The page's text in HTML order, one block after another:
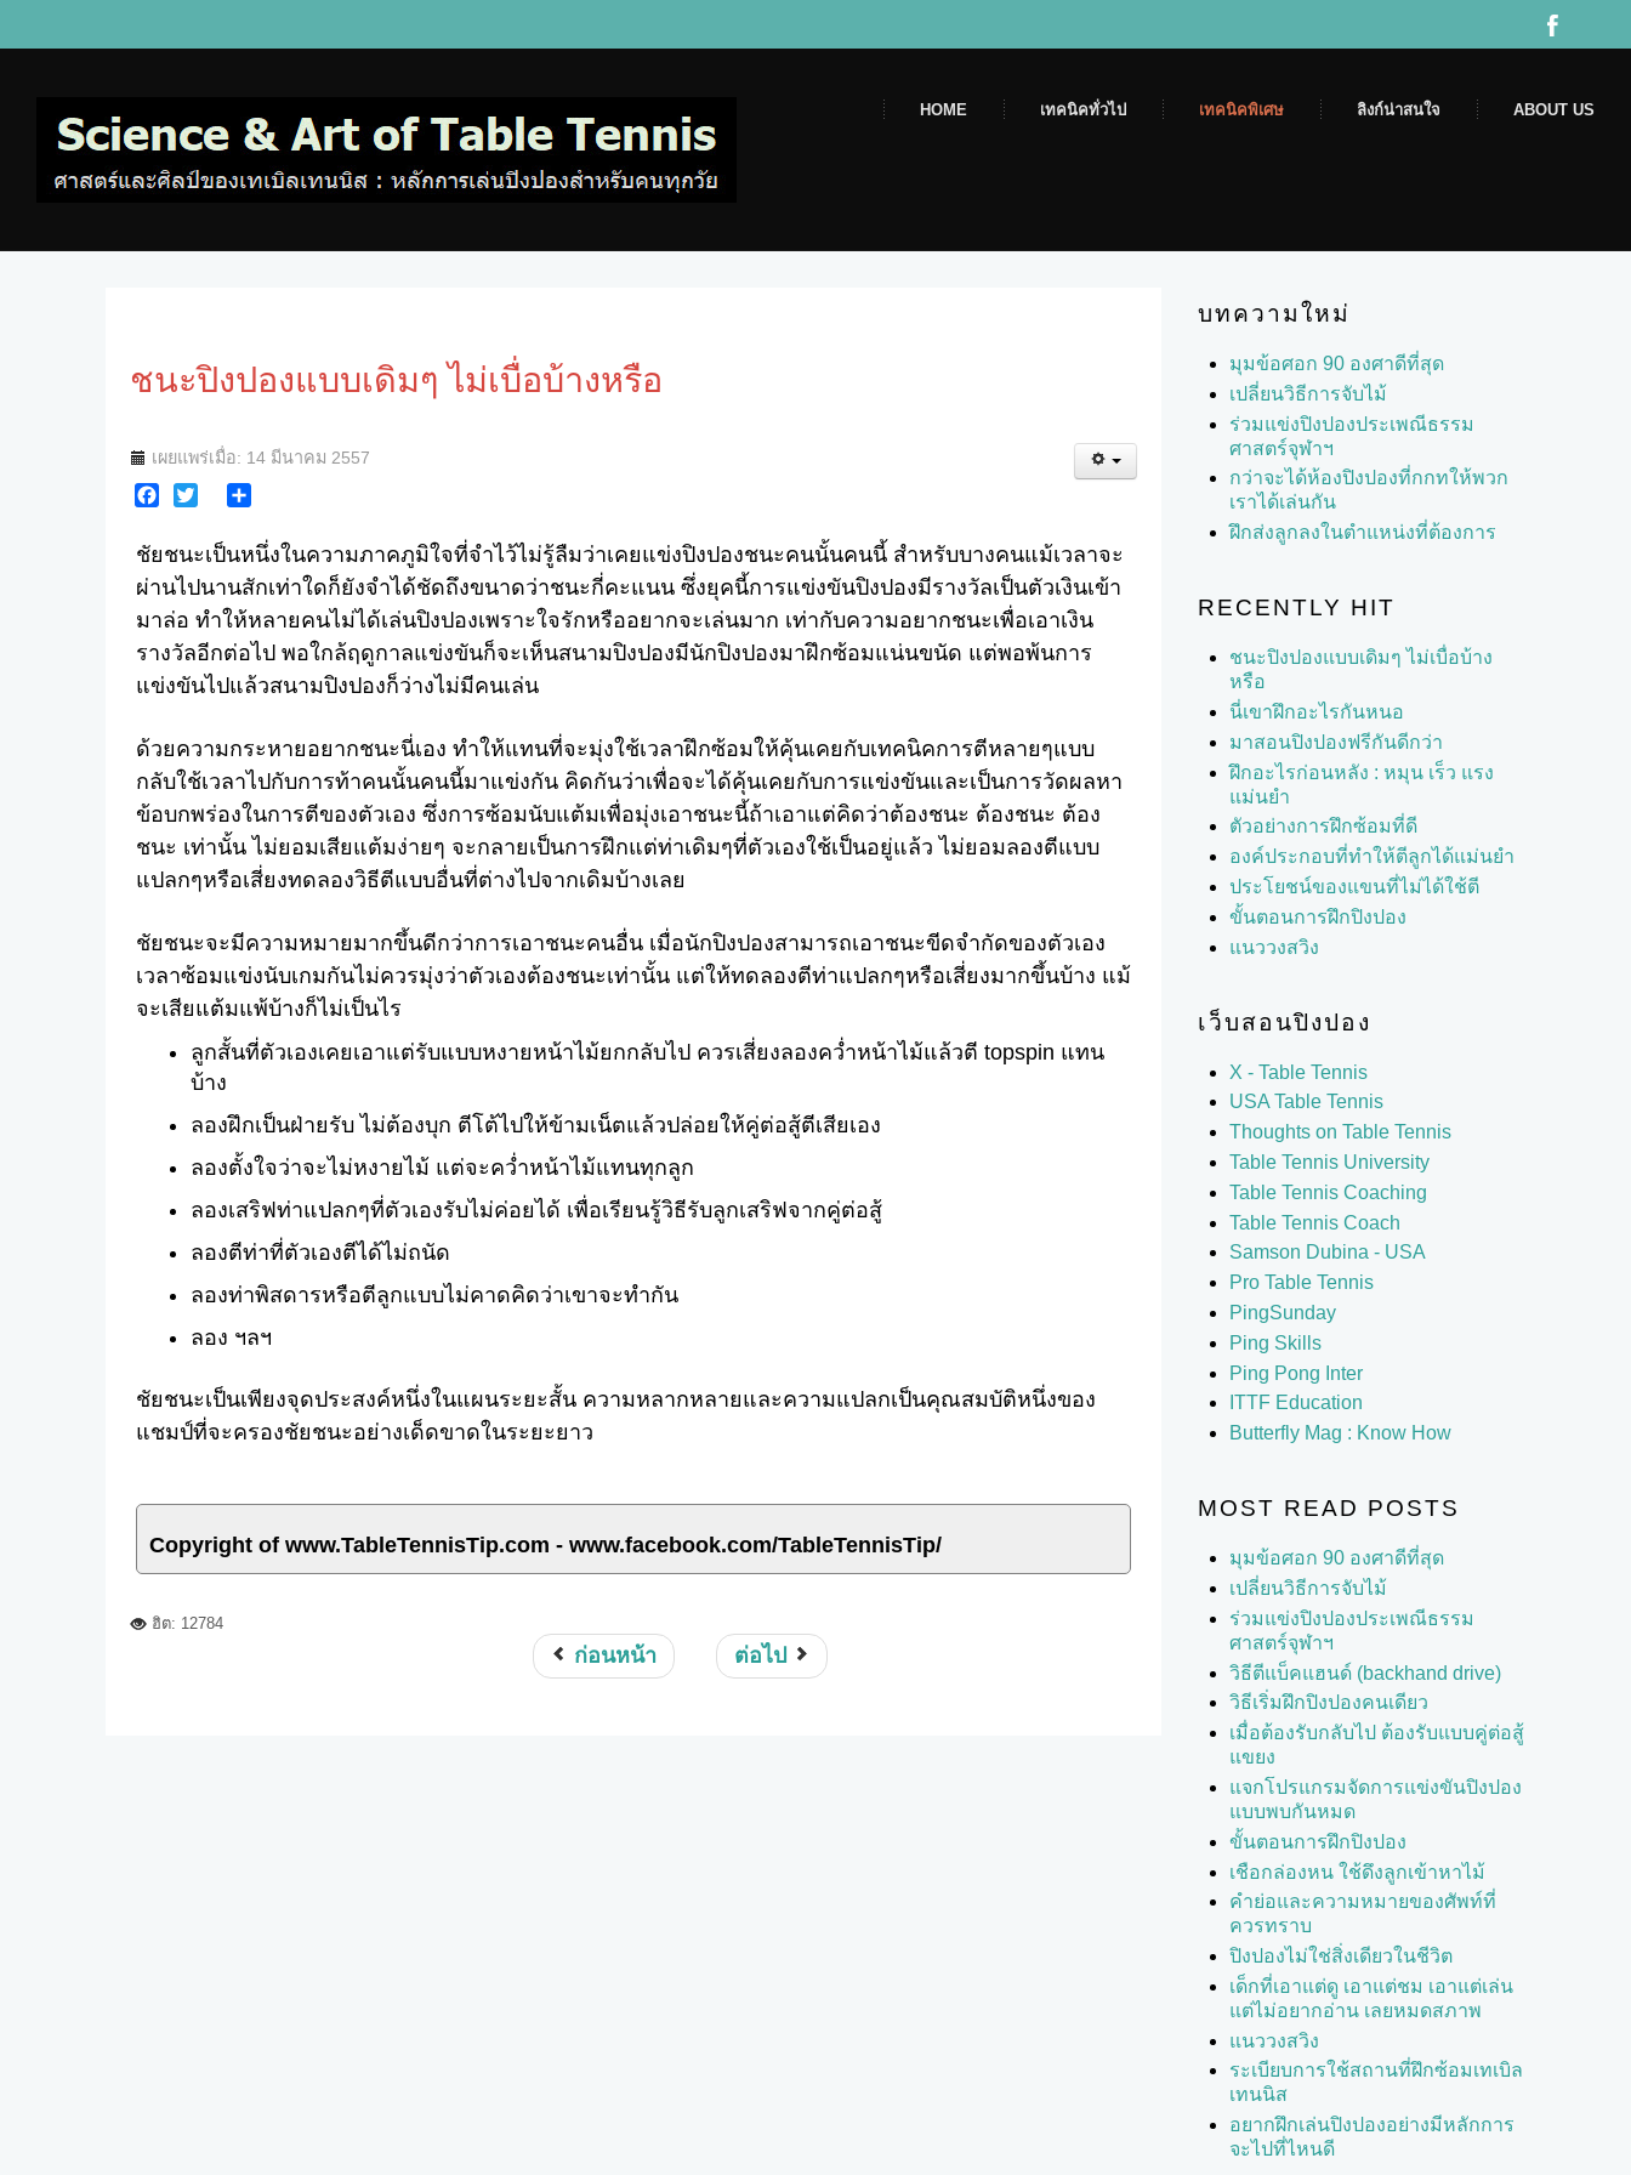
HOME เทคนิคทั่วไป เทคนิคพิเศษ ลิงก์น่าสนใจ ABOUT US
ชนะปิงปองแบบเดิมๆ ไม่เบื่อบ้างหรือ
เผยแพร่เมื่อ: 14 มีนาคม 2557
ชัยชนะเป็นหนึ่งในความภาคภูมิใจที่จำไว้ไม่รู้ลืมว่าเคยแข่งปิงปองชนะคนนั้นคนนี้ สำหรับบางคนแม้เวลาจะ
ผ่านไปนานสักเท่าใดก็ยังจำได้ชัดถึงขนาดว่าชนะกี่คะแนน ซึ่งยุคนี้การแข่งขันปิงปองมีรางวัลเป็นตัวเงินเข้า
มาล่อ ทำให้หลายคนไม่ได้เล่นปิงปองเพราะใจรักหรืออยากจะเล่นมาก เท่ากับความอยากชนะเพื่อเอาเงิน
รางวัลอีกต่อไป พอใกล้ฤดูกาลแข่งขันก็จะเห็นสนามปิงปองมีนักปิงปองมาฝึกซ้อมแน่นขนัด แต่พอพ้นการ
แข่งขันไปแล้วสนามปิงปองก็ว่างไม่มีคนเล่น
ด้วยความกระหายอยากชนะนี่เอง ทำให้แทนที่จะมุ่งใช้เวลาฝึกซ้อมให้คุ้นเคยกับเทคนิคการตีหลายๆแบบ
กลับใช้เวลาไปกับการท้าคนนั้นคนนี้มาแข่งกัน คิดกันว่าเพื่อจะได้คุ้นเคยกับการแข่งขันและเป็นการวัดผลหา
ข้อบกพร่องในการตีของตัวเอง ซึ่งการซ้อมนับแต้มเพื่อมุ่งเอาชนะนี้ถ้าเอาแต่คิดว่าต้องชนะ ต้องชนะ ต้อง
ชนะ เท่านั้น ไม่ยอมเสียแต้มง่ายๆ จะกลายเป็นการฝึกแต่ท่าเดิมๆที่ตัวเองใช้เป็นอยู่แล้ว ไม่ยอมลองตีแบบ
แปลกๆหรือเสี่ยงทดลองวิธีตีแบบอื่นที่ต่างไปจากเดิมบ้างเลย
ชัยชนะจะมีความหมายมากขึ้นดีกว่าการเอาชนะคนอื่น เมื่อนักปิงปองสามารถเอาชนะขีดจำกัดของตัวเอง
เวลาซ้อมแข่งนับเกมกันไม่ควรมุ่งว่าตัวเองต้องชนะเท่านั้น แต่ให้ทดลองตีท่าแปลกๆหรือเสี่ยงมากขึ้นบ้าง แม้
จะเสียแต้มแพ้บ้างก็ไม่เป็นไร
ลูกสั้นที่ตัวเองเคยเอาแต่รับแบบหงายหน้าไม้ยกกลับไป ควรเสี่ยงลองคว่ำหน้าไม้แล้วตี topspin แทน
บ้าง
ลองฝึกเป็นฝ่ายรับ ไม่ต้องบุก ตีโต้ไปให้ข้ามเน็ตแล้วปล่อยให้คู่ต่อสู้ตีเสียเอง
ลองตั้งใจว่าจะไม่หงายไม้ แต่จะคว่ำหน้าไม้แทนทุกลูก
ลองเสริฟท่าแปลกๆที่ตัวเองรับไม่ค่อยได้ เพื่อเรียนรู้วิธีรับลูกเสริฟจากคู่ต่อสู้
ลองตีท่าที่ตัวเองตีได้ไม่ถนัด
ลองท่าพิสดารหรือตีลูกแบบไม่คาดคิดว่าเขาจะทำกัน
ลอง ฯลฯ
ชัยชนะเป็นเพียงจุดประสงค์หนึ่งในแผนระยะสั้น ความหลากหลายและความแปลกเป็นคุณสมบัติหนึ่งของ
แชมป์ที่จะครองชัยชนะอย่างเด็ดขาดในระยะยาว
Copyright of www.TableTennisTip.com - www.facebook.com/TableTennisTip/
ฮิต: 12784
ก่อนหน้า ต่อไป
บทความใหม่
มุมข้อศอก 90 องศาดีที่สุด
เปลี่ยนวิธีการจับไม้
ร่วมแข่งปิงปองประเพณีธรรม
ศาสตร์จุฬาฯ
กว่าจะได้ห้องปิงปองที่กกทให้พวก
เราได้เล่นกัน
ฝึกส่งลูกลงในตำแหน่งที่ต้องการ
RECENTLY HIT
ชนะปิงปองแบบเดิมๆ ไม่เบื่อบ้าง
หรือ
นี่เขาฝึกอะไรกันหนอ
มาสอนปิงปองฟรีกันดีกว่า
ฝึกอะไรก่อนหลัง : หมุน เร็ว แรง
แม่นยำ
ตัวอย่างการฝึกซ้อมที่ดี
องค์ประกอบที่ทำให้ตีลูกได้แม่นยำ
ประโยชน์ของแขนที่ไม่ได้ใช้ตี
ขั้นตอนการฝึกปิงปอง
แนววงสวิง
เว็บสอนปิงปอง
X - Table Tennis
USA Table Tennis
Thoughts on Table Tennis
Table Tennis University
Table Tennis Coaching
Table Tennis Coach
Samson Dubina - USA
Pro Table Tennis
PingSunday
Ping Skills
Ping Pong Inter
ITTF Education
Butterfly Mag : Know How
MOST READ POSTS
มุมข้อศอก 90 องศาดีที่สุด
เปลี่ยนวิธีการจับไม้
ร่วมแข่งปิงปองประเพณีธรรม
ศาสตร์จุฬาฯ
วิธีตีแบ็คแฮนด์ (backhand drive)
วิธีเริ่มฝึกปิงปองคนเดียว
เมื่อต้องรับกลับไป ต้องรับแบบคู่ต่อสู้
แขยง
แจกโปรแกรมจัดการแข่งขันปิงปอง
แบบพบกันหมด
ขั้นตอนการฝึกปิงปอง
เชือกล่องหน ใช้ดึงลูกเข้าหาไม้
คำย่อและความหมายของศัพท์ที่
ควรทราบ
ปิงปองไม่ใช่สิ่งเดียวในชีวิต
เด็กที่เอาแต่ดู เอาแต่ชม เอาแต่เล่น
แต่ไม่อยากอ่าน เลยหมดสภาพ
แนววงสวิง
ระเบียบการใช้สถานที่ฝึกซ้อมเทเบิล
เทนนิส
อยากฝึกเล่นปิงปองอย่างมีหลักการ
จะไปที่ไหนดี